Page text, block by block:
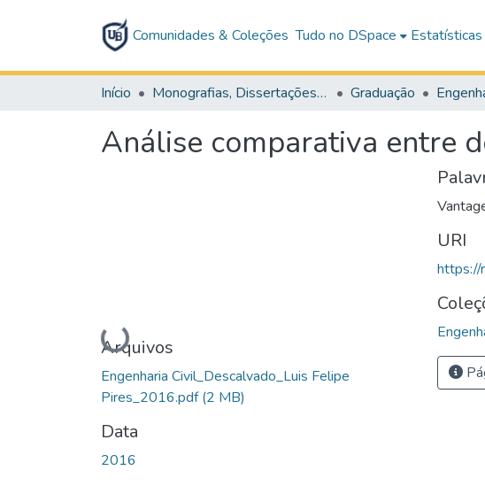
Comunidades & Coleções Tudo no DSpace Estatísticas
Início Monografias, Dissertações e Teses Graduação
Análise comparativa entre
Carregando...
Arquivos
Engenharia Civil_Descalvado_Luis Felipe
Pires_2016.pdf(2 MB)
Data
2016
URI
https://